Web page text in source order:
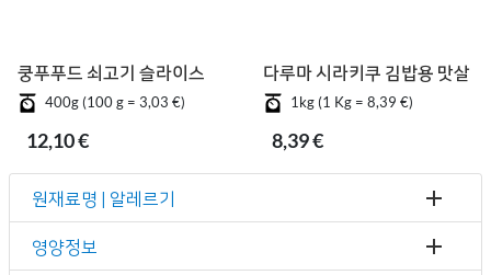
쿵푸푸드 쇠고기 슬라이스
400g (100 g = 3,03 €)
12,10 €
다루마 시라키쿠 김밥용 맛살
1kg (1 Kg = 8,39 €)
8,39 €
원재료명 | 알레르기
영양정보